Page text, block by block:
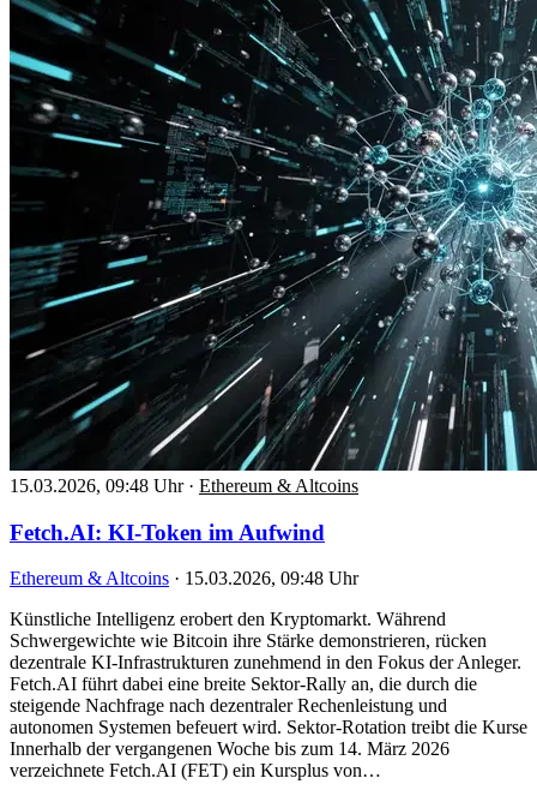
15.03.2026, 09:48 Uhr · Ethereum & Altcoins
Fetch.AI: KI-Token im Aufwind
Ethereum & Altcoins · 15.03.2026, 09:48 Uhr
Künstliche Intelligenz erobert den Kryptomarkt. Während
Schwergewichte wie Bitcoin ihre Stärke demonstrieren, rücken
dezentrale KI-Infrastrukturen zunehmend in den Fokus der Anleger.
Fetch.AI führt dabei eine breite Sektor-Rally an, die durch die
steigende Nachfrage nach dezentraler Rechenleistung und
autonomen Systemen befeuert wird. Sektor-Rotation treibt die Kurse
Innerhalb der vergangenen Woche bis zum 14. März 2026
verzeichnete Fetch.AI (FET) ein Kursplus von…